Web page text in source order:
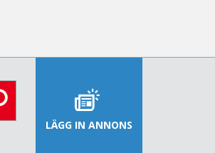
LÄGG IN ANNONS